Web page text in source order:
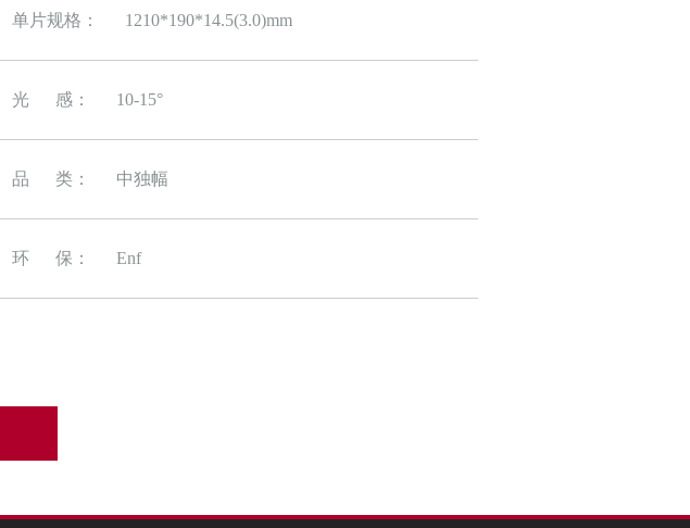
单片规格： 1210*190*14.5(3.0)mm
光 感： 10-15°
品 类： 中独幅
环 保： Enf